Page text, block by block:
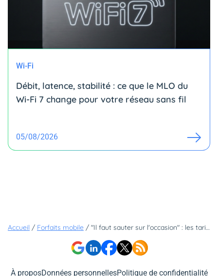
Wi-Fi
Débit, latence, stabilité : ce que le MLO du
Wi-Fi 7 change pour votre réseau sans fil
05/08/2026
Accueil / Forfaits mobile / "Il faut sauter sur l'occasion" : les tarifs des forfaits mobile n'ont jamais coûté aussi peu cher !
À proposDonnées personnellesPolitique de confidentialité